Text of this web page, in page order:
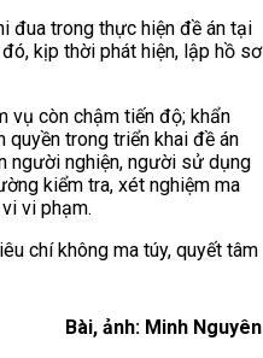
đua trong thực hiện đề án tại
kịp thời phát hiện, lập hồ sơ
vụ còn chậm tiến độ; khẩn
quyền trong triển khai đề án
người nghiện, người sử dụng
kiểm tra, xét nghiệm ma
vi phạm.
chí không ma túy, quyết tâm
Bài, ảnh: Minh Nguyên